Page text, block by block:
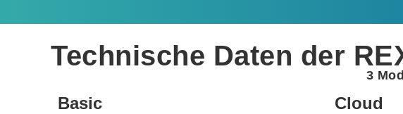
Technische Daten der
3
Basic Cloud